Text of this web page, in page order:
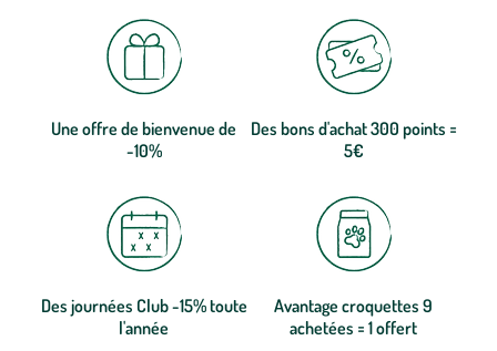
Une offre de bienvenue de
-10%
Des bons d'achat 300 points =
5€
Des journées Club -15% toute
l'année
Avantage croquettes 9
achetées = 1 offert